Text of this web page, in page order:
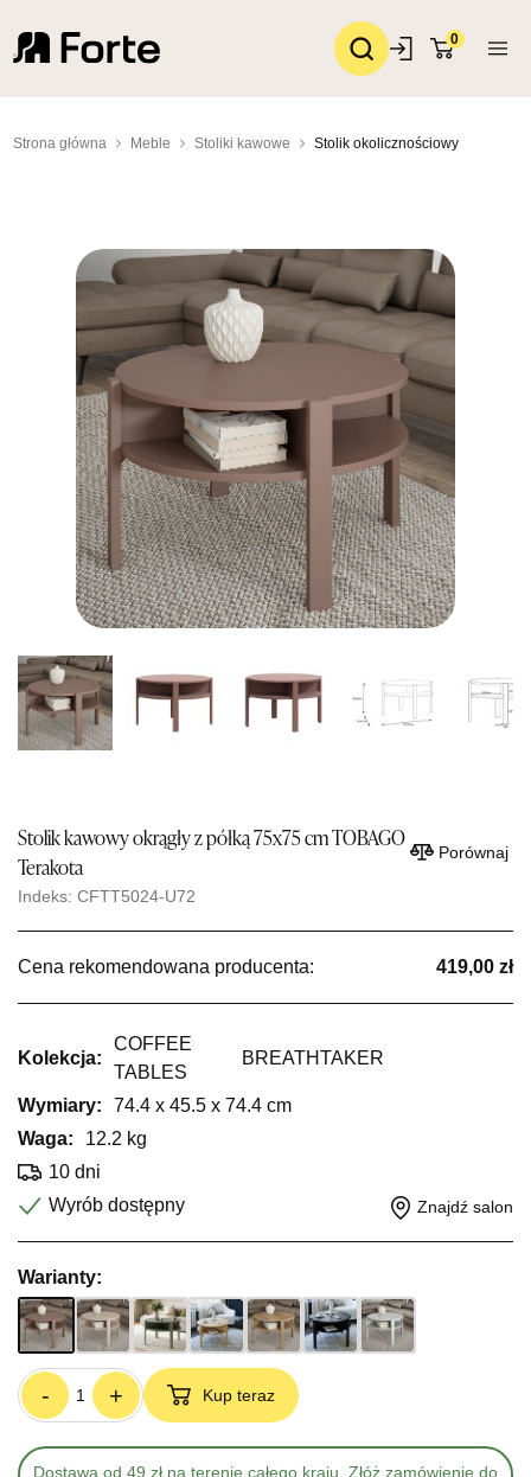
0
Strona główna Meble Stoliki kawowe Stolik okolicznościowy
Stolik kawowy okrągły z półką 75x75 cm TOBAGO
Terakota
Indeks: CFTT5024-U72
Porównaj
Cena rekomendowana producenta: 419,00 zł
Kolekcja:
COFFEE
TABLES
BREATHTAKER
Wymiary:
74.4 x 45.5 x 74.4 cm
Waga:
12.2 kg
10 dni
Wyrób dostępny
Znajdź salon
Warianty:
- + Kup teraz
Dostawa od 49 zł na terenie całego kraju. Złóż zamówienie do